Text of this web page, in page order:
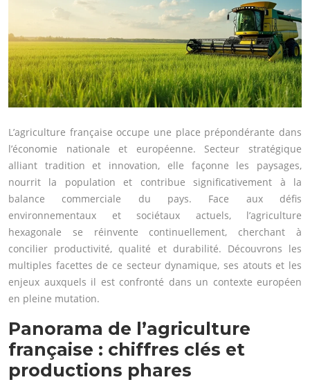
L’agriculture française occupe une place prépondérante dans
l’économie nationale et européenne. Secteur stratégique
alliant tradition et innovation, elle façonne les paysages,
nourrit la population et contribue significativement à la
balance commerciale du pays. Face aux défis
environnementaux et sociétaux actuels, l’agriculture
hexagonale se réinvente continuellement, cherchant à
concilier productivité, qualité et durabilité. Découvrons les
multiples facettes de ce secteur dynamique, ses atouts et les
enjeux auxquels il est confronté dans un contexte européen
en pleine mutation.
Panorama de l’agriculture
française : chiffres clés et
productions phares